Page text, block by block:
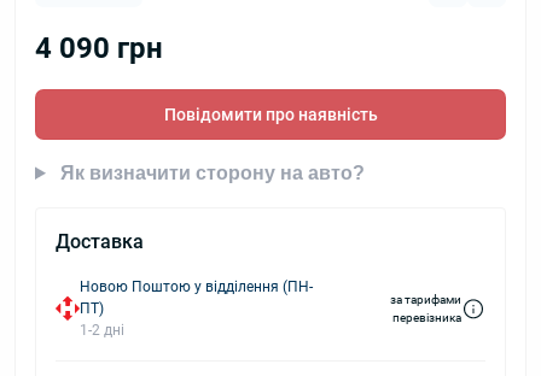
4 090 грн
Повідомити про наявність
Як визначити сторону на авто?
Доставка
Новою Поштою у відділення (ПН-
ПТ)
1-2 дні
за тарифами
перевізника